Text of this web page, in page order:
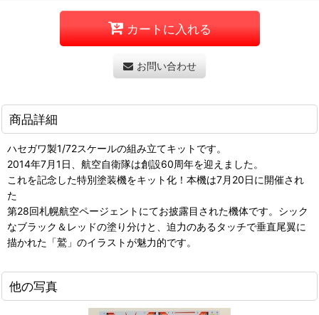
カートに入れる
お問い合わせ
商品詳細
ハセガワ製1/72スケールの組み立てキットです。
2014年7月1日、航空自衛隊は創設60周年を迎えました。
これを記念した特別塗装機をキット化！本機は7月20日に開催され
た
第28回札幌航空ページェントにてお披露目された機体です。シック
なブラック＆レッドの塗り分けと、迫力のあるタッチで垂直尾翼に
描かれた「鷲」のイラストが魅力的です。
他の写真